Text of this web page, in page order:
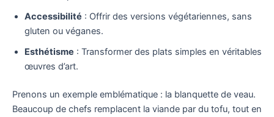
Accessibilité : Offrir des versions végétariennes, sans
gluten ou véganes.
Esthétisme : Transformer des plats simples en véritables
œuvres d’art.
Prenons un exemple emblématique : la blanquette de veau.
Beaucoup de chefs remplacent la viande par du tofu, tout en